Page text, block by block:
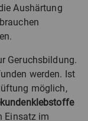
Aushärtung
Geruchsbildung.
werden. Ist
möglich,
Einsatz im